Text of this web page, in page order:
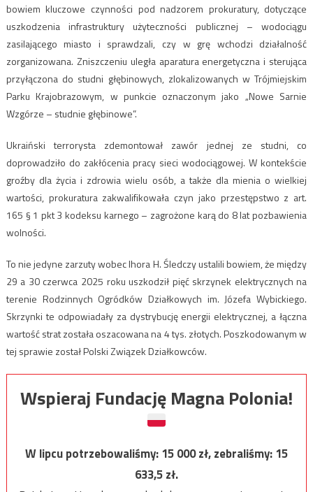
bowiem kluczowe czynności pod nadzorem prokuratury, dotyczące
uszkodzenia infrastruktury użyteczności publicznej – wodociągu
zasilającego miasto i sprawdzali, czy w grę wchodzi działalność
zorganizowana. Zniszczeniu uległa aparatura energetyczna i sterująca
przyłączona do studni głębinowych, zlokalizowanych w Trójmiejskim
Parku Krajobrazowym, w punkcie oznaczonym jako „Nowe Sarnie
Wzgórze – studnie głębinowe”.
Ukraiński terrorysta zdemontował zawór jednej ze studni, co
doprowadziło do zakłócenia pracy sieci wodociągowej. W kontekście
groźby dla życia i zdrowia wielu osób, a także dla mienia o wielkiej
wartości, prokuratura zakwalifikowała czyn jako przestępstwo z art.
165 § 1 pkt 3 kodeksu karnego – zagrożone karą do 8 lat pozbawienia
wolności.
To nie jedyne zarzuty wobec Ihora H. Śledczy ustalili bowiem, że między
29 a 30 czerwca 2025 roku uszkodził pięć skrzynek elektrycznych na
terenie Rodzinnych Ogródków Działkowych im. Józefa Wybickiego.
Skrzynki te odpowiadały za dystrybucję energii elektrycznej, a łączna
wartość strat została oszacowana na 4 tys. złotych. Poszkodowanym w
tej sprawie został Polski Związek Działkowców.
Wspieraj Fundację Magna Polonia!
W lipcu potrzebowaliśmy:15 000zł, zebraliśmy:15
633,5zł.